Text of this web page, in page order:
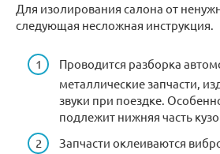
Для изолирования салона от
следующая несложная инструкция.
Проводится разборка
металлические запчасти,
звуки при поездке.
подлежит нижняя часть
Запчасти оклеиваются